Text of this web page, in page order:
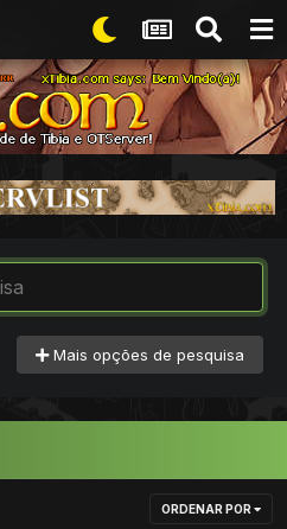
Mais opções de pesquisa
ORDENAR POR